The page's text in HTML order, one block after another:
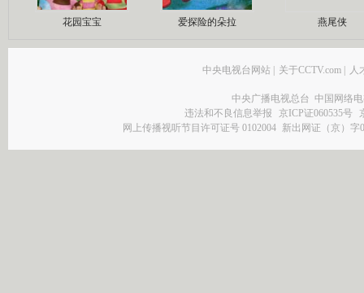
花园宝宝 爱探险的朵拉 燕尾侠
中央电视台网站 关于CCTV.com 人
中央广播电视总台 中国网络
违法和不良信息举报
京ICP证060535号
网上传播视听节目许可证号 0102004 新出网证（京）